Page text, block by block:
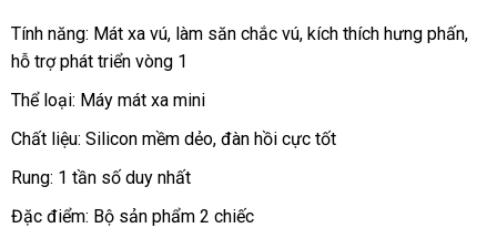
Tính năng: Mát xa vútại
nhà
, làm săn chắc vúqua
, kích thích hưng phấngiá
,
hỗ trợ phát triển vòng 1
Thể loại: Máy mát xa mini
Chất liệu: Silicon mềm dẻochất
, đàn hồi cực tốt
Rung: 1 tần số duy nhất
Đặc điểm: Bộ sản phẩm 2 chiếc